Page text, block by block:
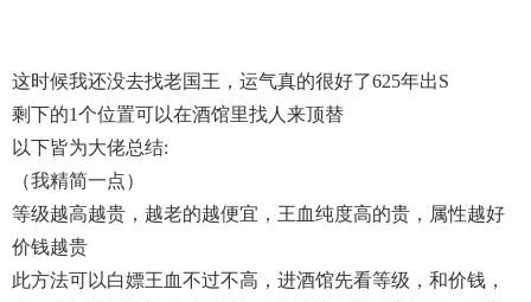
这时候我还没去找老国王，运气真的很好了625年出s
剩下的1个位置可以在酒馆里找人来顶替
以下皆为大佬总结:
（我精简一点）
等级越高越贵，越老的越便宜，王血纯度高的贵，属性越好
价钱越贵
此方法可以白嫖王血不过不高，进酒馆先看等级，和价钱，